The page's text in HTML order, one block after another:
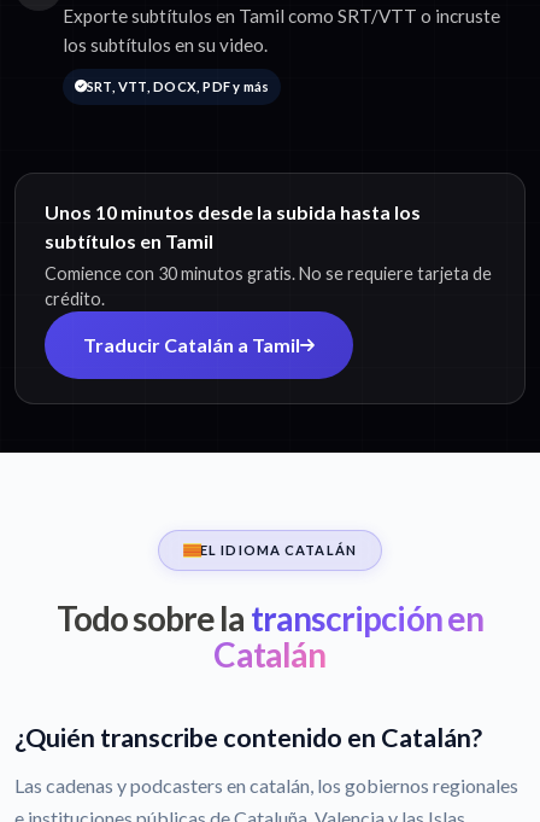
Exporte subtítulos en Tamil como SRT/VTT o incruste
los subtítulos en su video.
SRT, VTT, DOCX, PDF y más
Unos 10 minutos desde la subida hasta los
subtítulos en Tamil
Comience con 30 minutos gratis. No se requiere tarjeta de
crédito.
Traducir Catalán a Tamil
EL IDIOMA CATALÁN
Todo sobre la transcripción en
Catalán
¿Quién transcribe contenido en Catalán?
Las cadenas y podcasters en catalán, los gobiernos regionales